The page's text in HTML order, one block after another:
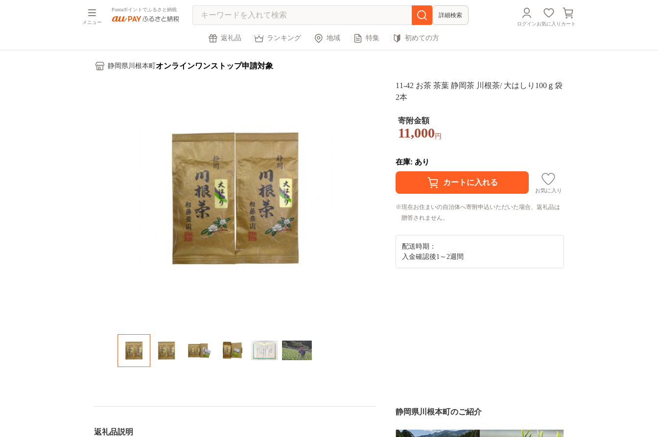
メニュー
Pontaポイントでふるさと納税
詳細検索
ログインお気に入り カート
返礼品 ランキング 地域 特集 初めての方
静岡県川根本町 オンラインワンストップ申請対象
11-42 お茶 茶葉 静岡茶 川根茶/ 大はしり100ｇ袋
2本
寄附金額
11,000 円
在庫: あり
お気に入り
現在お住まいの自治体へ寄附申込いただいた場合、返礼品は
贈答されません。
配送時期：
入金確認後1～2週間
返礼品説明
静岡県川根本町のご紹介